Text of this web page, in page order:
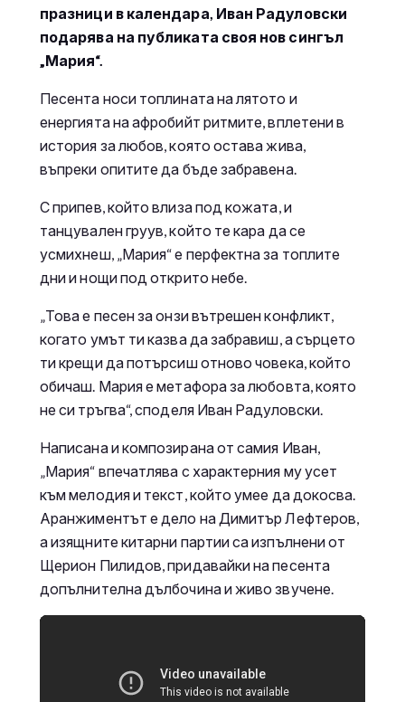
празници в календара, Иван Радуловски
подарява на публиката своя нов сингъл
„Мария“.
Песента носи топлината на лятото и
енергията на афробийт ритмите, вплетени в
история за любов, която остава жива,
въпреки опитите да бъде забравена.
С припев, който влиза под кожата, и
танцувален груув, който те кара да се
усмихнеш, „Мария“ е перфектна за топлите
дни и нощи под открито небе.
„Това е песен за онзи вътрешен конфликт,
когато умът ти казва да забравиш, а сърцето
ти крещи да потърсиш отново човека, който
обичаш. Мария е метафора за любовта, която
не си тръгва“, споделя Иван Радуловски.
Написана и композирана от самия Иван,
„Мария“ впечатлява с характерния му усет
към мелодия и текст, който умее да докосва.
Аранжиментът е дело на Димитър Лефтеров,
а изящните китарни партии са изпълнени от
Щерион Пилидов, придавайки на песента
допълнителна дълбочина и живо звучене.